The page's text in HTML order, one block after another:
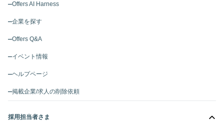
Offers AI Harness
企業を探す
Offers Q&A
イベント情報
ヘルプページ
掲載企業/求人の削除依頼
採用担当者さま